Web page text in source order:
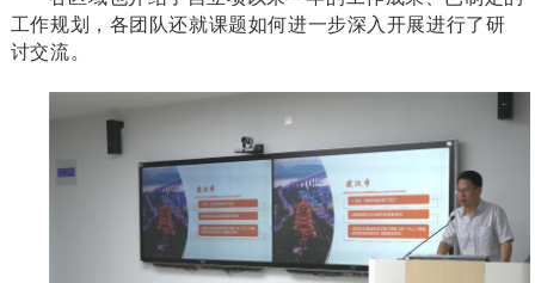
工作规划，各团队还就课题如何进一步深入开展进行了研
讨交流。